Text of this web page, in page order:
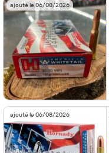
ajouté le 06/08/2026
ajouté le 06/08/2026